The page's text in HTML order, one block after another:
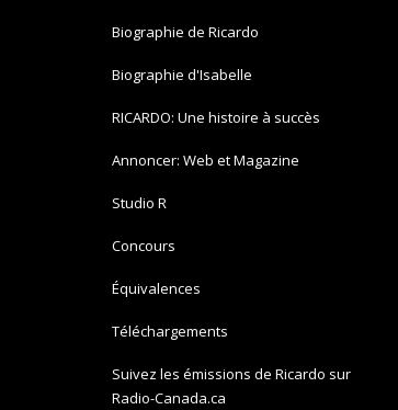
Biographie de Ricardo
Biographie d'Isabelle
RICARDO: Une histoire à succès
Annoncer: Web et Magazine
Studio R
Concours
Équivalences
Téléchargements
Suivez les émissions de Ricardo sur
Radio-Canada.ca